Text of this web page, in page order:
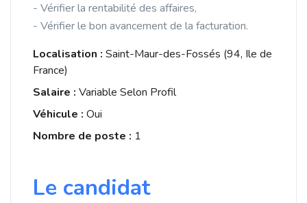
- Vérifier la rentabilité des affaires,
- Vérifier le bon avancement de la facturation.
Localisation : Saint-Maur-des-Fossés (94, Ile de
France)
Salaire : Variable Selon Profil
Véhicule : Oui
Nombre de poste : 1
Le candidat